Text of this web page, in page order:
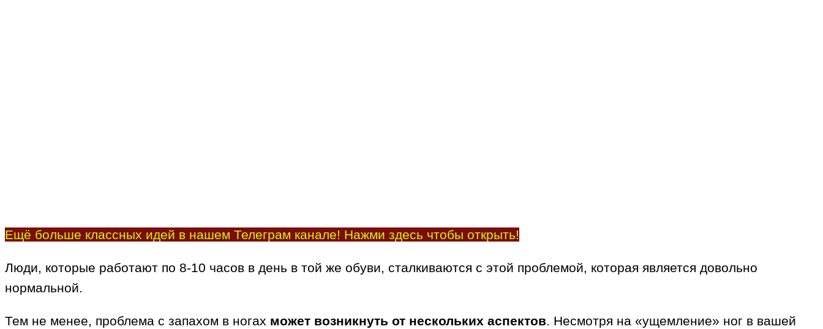
Ещё больше классных идей в нашем Телеграм канале! Нажми здесь чтобы открыть!
Люди, которые работают по 8-10 часов в день в той же обуви, сталкиваются с этой проблемой, которая является довольно
нормальной.
Тем не менее, проблема с запахом в ногах может возникнуть от нескольких аспектов. Несмотря на «ущемление» ног в вашей